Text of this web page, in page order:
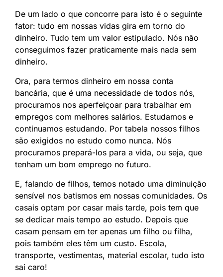
De um lado o que concorre para isto é o seguinte
fator: tudo em nossas vidas gira em torno do
dinheiro. Tudo tem um valor estipulado. Nós não
conseguimos fazer praticamente mais nada sem
dinheiro.
Ora, para termos dinheiro em nossa conta
bancária, que é uma necessidade de todos nós,
procuramos nos aperfeiçoar para trabalhar em
empregos com melhores salários. Estudamos e
continuamos estudando. Por tabela nossos filhos
são exigidos no estudo como nunca. Nós
procuramos prepará-los para a vida, ou seja, que
tenham um bom emprego no futuro.
E, falando de filhos, temos notado uma diminuição
sensível nos batismos em nossas comunidades. Os
casais optam por casar mais tarde, pois tem que
se dedicar mais tempo ao estudo. Depois que
casam pensam em ter apenas um filho ou filha,
pois também eles têm um custo. Escola,
transporte, vestimentas, material escolar, tudo isto
sai caro!